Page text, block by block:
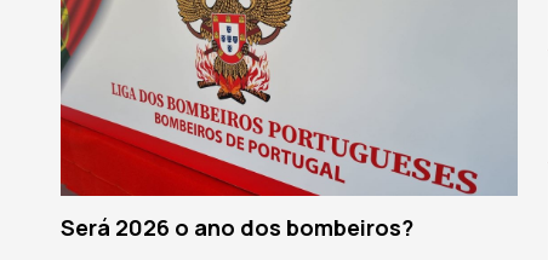
Será 2026 o ano dos bombeiros?